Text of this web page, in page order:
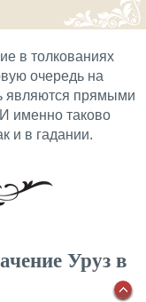
в толкованиях
очередь на
являются прямыми
именно таково
и в гадании.
Уруз в